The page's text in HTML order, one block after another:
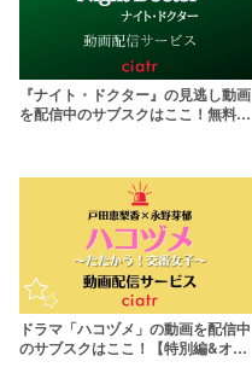
『ナイト・ドクター』の見逃し動画
を配信中のサブスクはここ！無料で1
ドラマ「ハコヅメ」の動画を配信中
のサブスクはここ！【特別編&オリ